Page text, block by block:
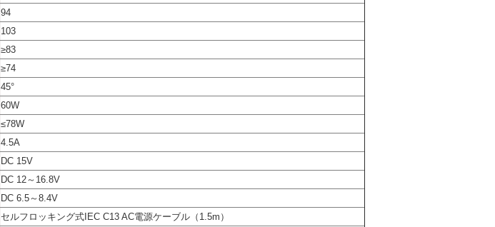
94
103
≥83
≥74
45°
60W
≤78W
4.5A
DC 15V
DC 12～16.8V
DC 6.5～8.4V
セルフロッキング式IEC C13 AC電源ケーブル（1.5m）